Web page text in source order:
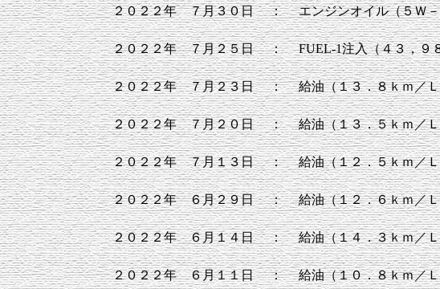
２０２２年 ７月３０日 ： エンジンオイル（５Ｗ
２０２２年 ７月２５日 ： FUEL-1注入（４３，９
２０２２年 ７月２３日 ： 給油（１３．８ｋｍ／
２０２２年 ７月２０日 ： 給油（１３．５ｋｍ／
２０２２年 ７月１３日 ： 給油（１２．５ｋｍ／
２０２２年 ６月２９日 ： 給油（１２．６ｋｍ／
２０２２年 ６月１４日 ： 給油（１４．３ｋｍ／
２０２２年 ６月１１日 ： 給油（１０．８ｋｍ／